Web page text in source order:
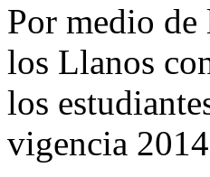
Por medio
los Llanos
los
vigencia 2014